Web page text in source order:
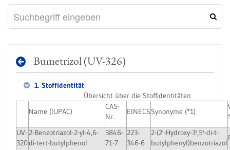
Bumetrizol (UV-326)
1. Stoffidentität
Übersicht über die Stoffidentitäten
Name (IUPAC)
CAS-
Nr.
EINECSSynonyme (*1)
UV-
320
2-Benzotriazol-2-yl-4,6-
di-tert-butylphenol
3846-
71-7
223-
346-6
2-(2'-Hydroxy-3',5'-di-t-
butylphenyl)benzotriazol